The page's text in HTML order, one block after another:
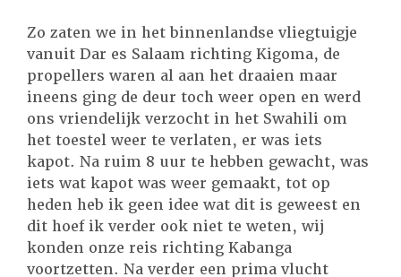
Zo zaten we in het binnenlandse vliegtuigje
vanuit Dar es Salaam richting Kigoma, de
propellers waren al aan het draaien maar
ineens ging de deur toch weer open en werd
ons vriendelijk verzocht in het Swahili om
het toestel weer te verlaten, er was iets
kapot. Na ruim 8 uur te hebben gewacht, was
iets wat kapot was weer gemaakt, tot op
heden heb ik geen idee wat dit is geweest en
dit hoef ik verder ook niet te weten, wij
konden onze reis richting Kabanga
voortzetten. Na verder een prima vlucht